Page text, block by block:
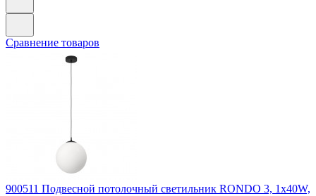
Сравнение товаров
900511 Подвесной потолочный светильник RONDO 3, 1x40W,